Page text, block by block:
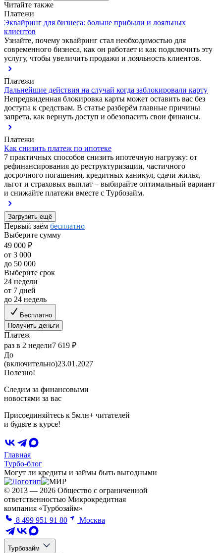
Читайте также
Платежи
Эквайринг для бизнеса: больше прибыли и лояльных
клиентов
Узнайте, почему эквайринг стал необходимостью для
современного бизнеса, как он работает и как подключить эту
услугу, чтобы увеличить продажи и лояльность клиентов.
Платежи
Дальнейшие действия на случай когда заблокировали карту
Непредвиденная блокировка карты может оставить вас без
доступа к средствам. В статье разберём главные причины
запрета, как вернуть доступ и обезопасить свои финансы.
Платежи
Как снизить платеж по ипотеке
7 практичных способов снизить ипотечную нагрузку: от
рефинансирования до реструктуризации, частичного
досрочного погашения, кредитных каникул, сдачи жилья,
льгот и страховых выплат – выбирайте оптимальный вариант
и снижайте платежи вместе с Турбозайм.
Загрузить ещё
Первый заём бесплатно
Выберите сумму
49 000 ₽
от 3 000
до 50 000
Выберите срок
24 недели
от 7 дней
до 24 недель
Бесплатно
Получить деньги
Платеж
раз в 2 недели7 619 ₽
До
(включительно)23.01.2027
Полезно!
Следим за финансовыми
новостями за вас
Присоединяйтесь к 5млн+ читателей
и будьте в курсе!
Главная
Турбо-блог
Могут ли кредиты и займы быть выгодными
© 2013 — 2026 Общество с ограниченной
ответственностью Микрокредитная
компания «Турбозайм»
8 499 951 91 80
Москва
Турбозайм